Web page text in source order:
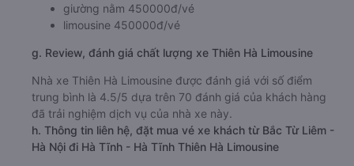
giường nằm 450000đ/vé
limousine 450000đ/vé
g. Review, đánh giá chất lượng xe Thiên Hà Limousine
Nhà xe Thiên Hà Limousine được đánh giá với số điểm
trung bình là 4.5/5 dựa trên 70 đánh giá của khách hàng
đã trải nghiệm dịch vụ của nhà xe này.
h. Thông tin liên hệ, đặt mua vé xe khách từ Bắc Từ Liêm -
Hà Nội đi Hà Tĩnh - Hà Tĩnh Thiên Hà Limousine